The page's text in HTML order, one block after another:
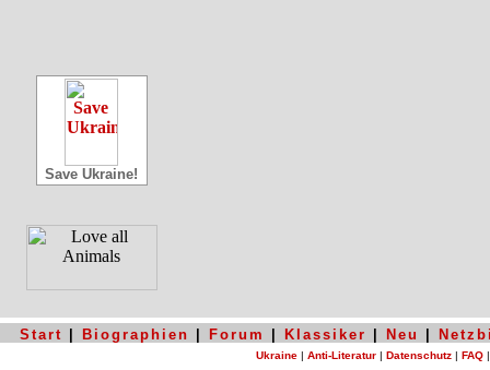
Save Ukraine!
Start Biographien Forum Klassiker Neu
Ukraine | Anti-Literatur | Datenschutz | FAQ